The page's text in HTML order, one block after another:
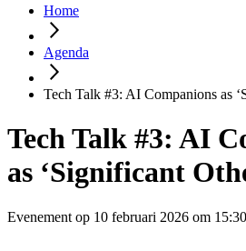
Home
Agenda
Tech Talk #3: AI Companions as
Tech Talk #3: AI
as ‘Significant
Evenement op 10 februari 2026 om